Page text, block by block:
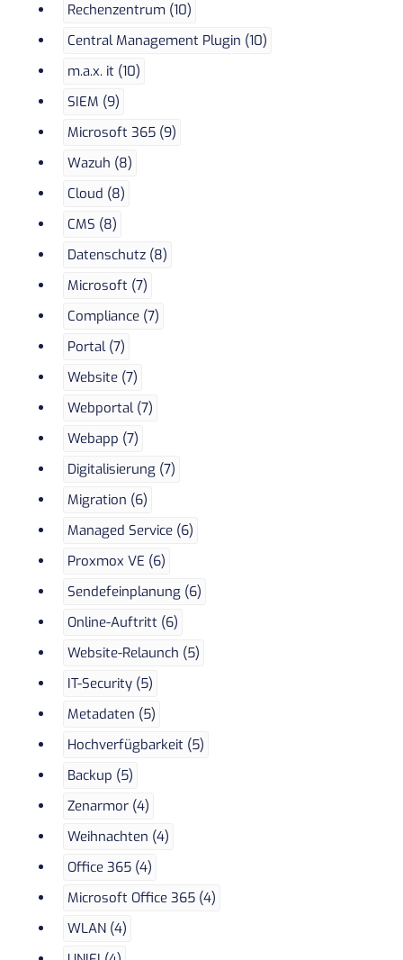
Rechenzentrum (10)
Central Management Plugin (10)
m.a.x. it (10)
SIEM (9)
Microsoft 365 (9)
Wazuh (8)
Cloud (8)
CMS (8)
Datenschutz (8)
Microsoft (7)
Compliance (7)
Portal (7)
Website (7)
Webportal (7)
Webapp (7)
Digitalisierung (7)
Migration (6)
Managed Service (6)
Proxmox VE (6)
Sendefeinplanung (6)
Online-Auftritt (6)
Website-Relaunch (5)
IT-Security (5)
Metadaten (5)
Hochverfügbarkeit (5)
Backup (5)
Zenarmor (4)
Weihnachten (4)
Office 365 (4)
Microsoft Office 365 (4)
WLAN (4)